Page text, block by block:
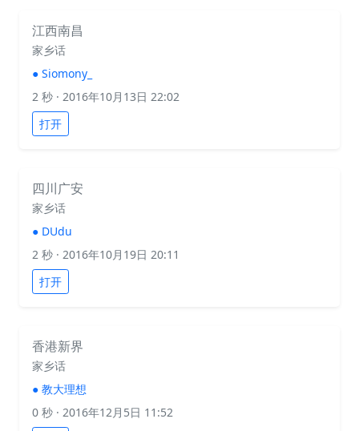
江西南昌
家乡话
● Siomony_
2 秒 · 2016年10月13日 22:02
打开
四川广安
家乡话
● DUdu
2 秒 · 2016年10月19日 20:11
打开
香港新界
家乡话
● 教大理想
0 秒 · 2016年12月5日 11:52